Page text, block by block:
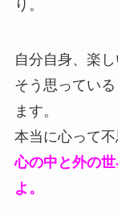
り。
自分自身、楽
そう思ってい
ます。
本当に心って不
心の中と外の
よ。